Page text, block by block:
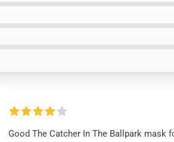
Good The Catcher In The Ballpark mask